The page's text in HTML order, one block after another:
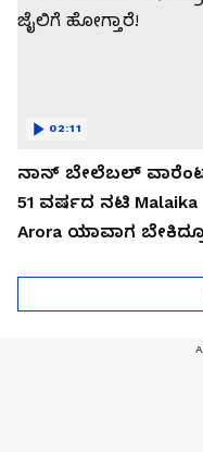
ನಾನ್ ಬೇಲೆಬಲ್
51 ವರ್ಷದ ನಟಿ Malaika
Arora ಯಾವಾಗ
02:11